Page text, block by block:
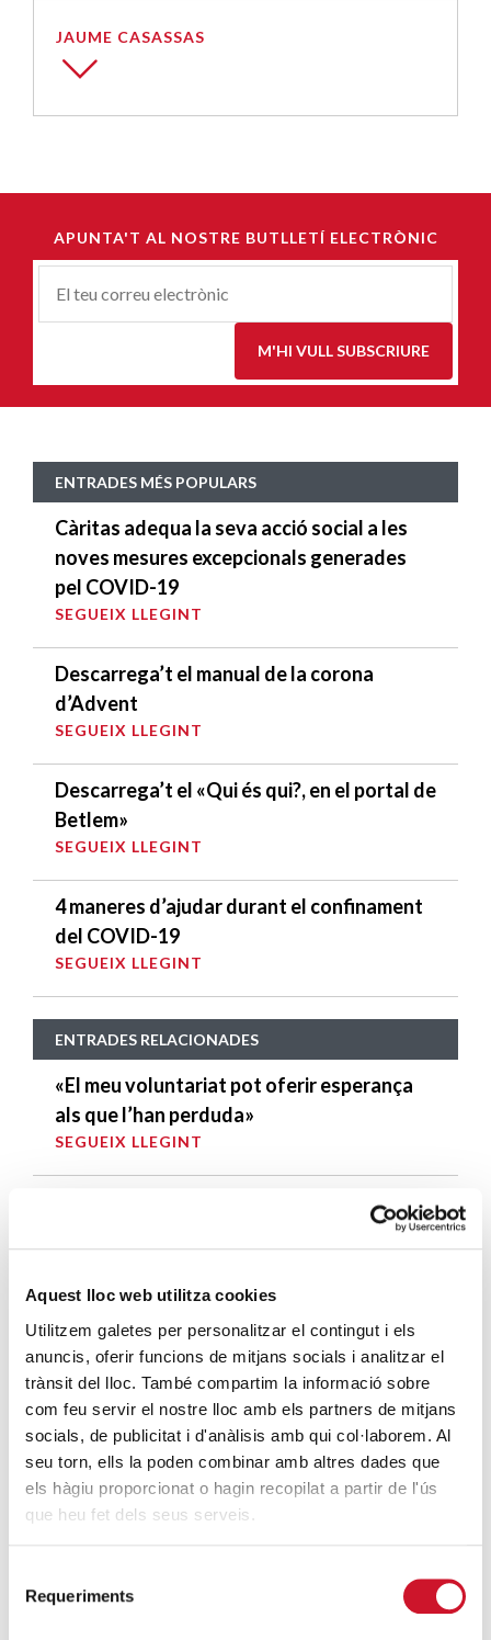
Aquest lloc web utilitza cookies
Utilitzem galetes per personalitzar el contingut i els
anuncis, oferir funcions de mitjans socials i analitzar el
trànsit del lloc. També compartim la informació sobre
com feu servir el nostre lloc amb els partners de mitjans
socials, de publicitat i d'anàlisis amb qui col·laborem. Al
seu torn, ells la poden combinar amb altres dades que
els hàgiu proporcionat o hagin recopilat a partir de l'ús
que heu fet dels seus serveis.
Requeriments
JAUME CASASSAS
APUNTA'T AL NOSTRE BUTLLETÍ ELECTRÒNIC
Correu-
M'HI VULL SUBSCRIURE
ENTRADES MÉS POPULARS
Càritas adequa la seva acció social a les
noves mesures excepcionals generades
pel COVID-19
SEGUEIX LLEGINT
Descarrega’t el manual de la corona
d’Advent
SEGUEIX LLEGINT
Descarrega’t el «Qui és qui?, en el portal de
Betlem»
SEGUEIX LLEGINT
4 maneres d’ajudar durant el confinament
del COVID-19
SEGUEIX LLEGINT
ENTRADES RELACIONADES
«El meu voluntariat pot oferir esperança
als que l’han perduda»
SEGUEIX LLEGINT
El Cicle de Reflexions explica la
Càritas
SEGUEIX LLEGINT
Eduard Sala: “Acompanyar és trepitjar de
puntetes la terra sagrada de les persones
que acollim”
SEGUEIX LLEGINT
DARRERES ENTRADES